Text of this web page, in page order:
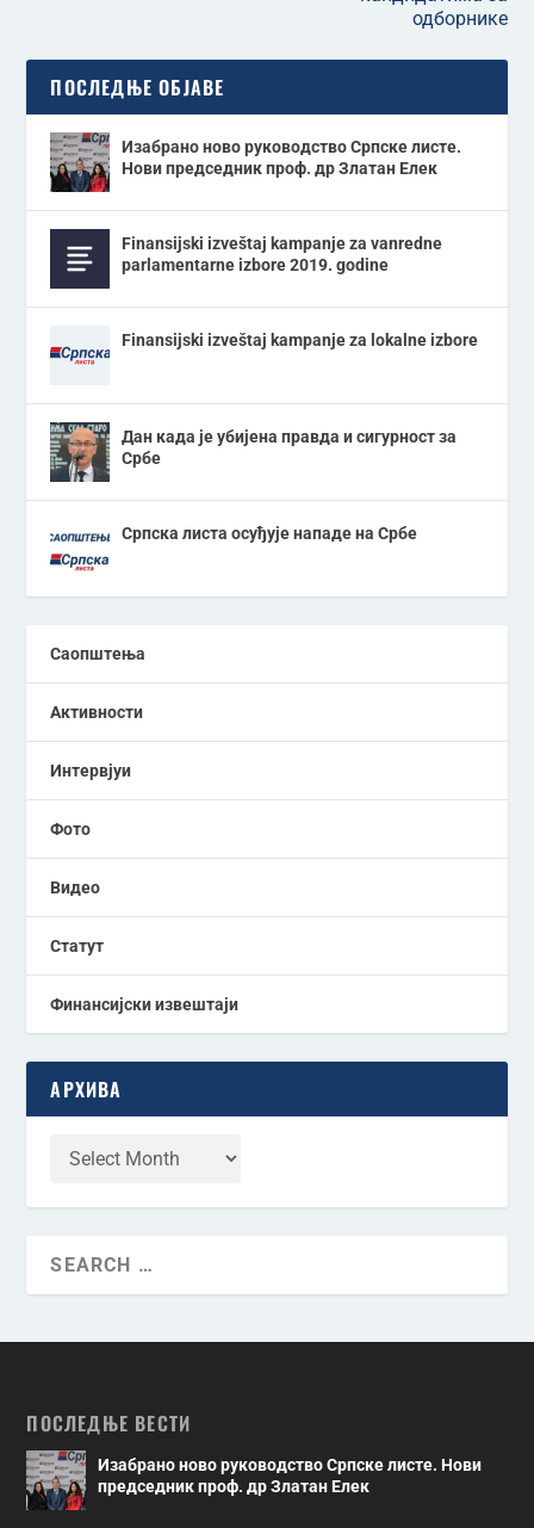
одборнике
ПОСЛЕДЊЕ ОБЈАВЕ
Изабрано ново руководство Српске листе.
Нови председник проф. др Златан Елек
Finansijski izveštaj kampanje za vanredne
parlamentarne izbore 2019. godine
Finansijski izveštaj kampanje za lokalne izbore
Дан када је убијена правда и сигурност за
Србе
Српска листа осуђује нападе на Србе
Саопштења
Активности
Интервјуи
Фото
Видео
Статут
Финансијски извештаји
АРХИВА
ПОСЛЕДЊЕ ВЕСТИ
Изабрано ново руководство Српске листе. Нови
председник проф. др Златан Елек